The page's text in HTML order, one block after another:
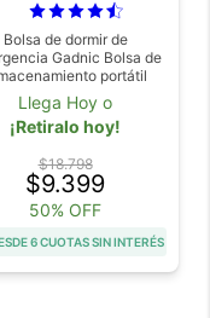
Bolsa de dormir de
Gadnic Bolsa de
portátil
Llega Hoy o
¡Retiralo hoy!
$18.798
$9.399
50% OFF
6 CUOTAS SIN INTERÉS